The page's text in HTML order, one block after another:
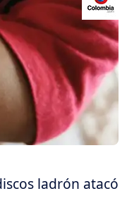
ladrón atacó